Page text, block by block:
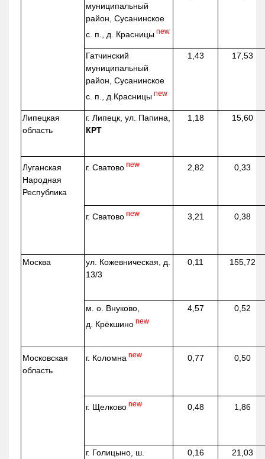
муниципальный
район, Сусанинское
с. п., д. Красницы new
Гатчинский
муниципальный
район, Сусанинское
с. п., д.Красницы new
1,43 17,53
Липецкая
область
г. Липецк, ул. Папина,
КРТ
1,18 15,60
Луганская
Народная
Республика
г. Сватово new 2,82 0,33
г. Сватово new 3,21 0,38
Москва ул. Кожевническая , д.
13/3
0,11 155,72
м. о. Внуково,
д. Крёкшино new
4,57 0,52
Московская
область
г. Коломна new 0,77 0,50
г. Щелково new 0,48 1,86
г. Голицыно, ш.
0,16 21,03